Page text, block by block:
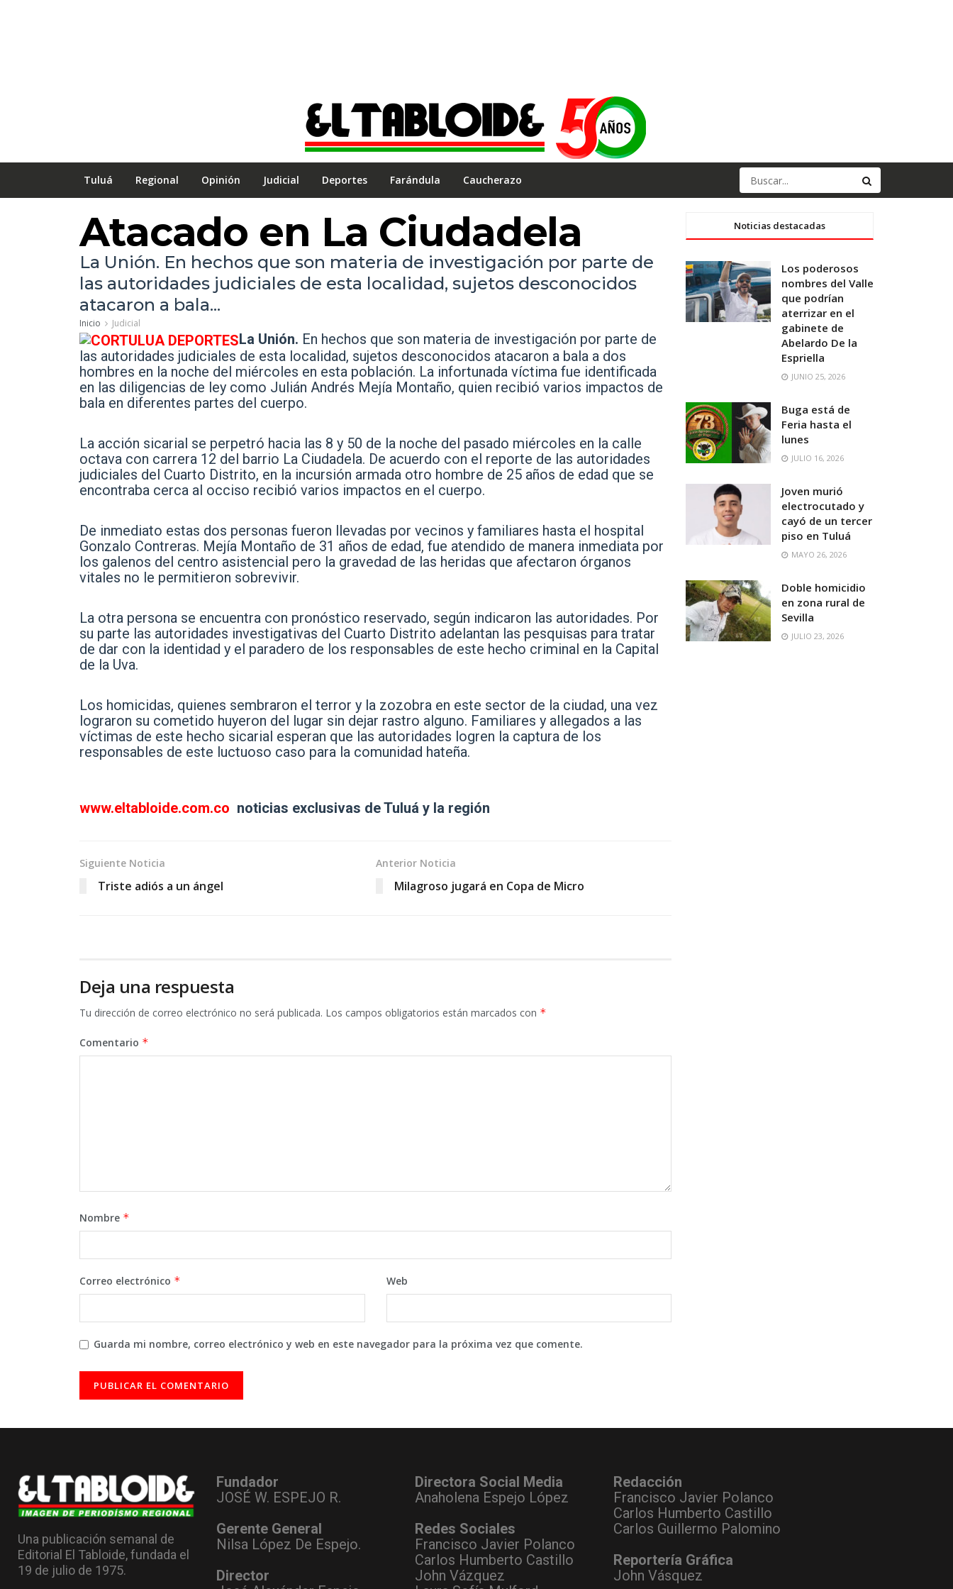
Tuluá Regional Opinión Judicial Deportes Farándula Caucherazo
Atacado en La Ciudadela
La Unión. En hechos que son materia de investigación por parte de
las autoridades judiciales de esta localidad, sujetos desconocidos
atacaron a bala...
Inicio Judicial
La Unión. En hechos que son materia de investigación por parte de
las autoridades judiciales de esta localidad, sujetos desconocidos atacaron a bala a dos
hombres en la noche del miércoles en esta población. La infortunada víctima fue identificada
en las diligencias de ley como Julián Andrés Mejía Montaño, quien recibió varios impactos de
bala en diferentes partes del cuerpo.
La acción sicarial se perpetró hacia las 8 y 50 de la noche del pasado miércoles en la calle
octava con carrera 12 del barrio La Ciudadela. De acuerdo con el reporte de las autoridades
judiciales del Cuarto Distrito, en la incursión armada otro hombre de 25 años de edad que se
encontraba cerca al occiso recibió varios impactos en el cuerpo.
De inmediato estas dos personas fueron llevadas por vecinos y familiares hasta el hospital
Gonzalo Contreras. Mejía Montaño de 31 años de edad, fue atendido de manera inmediata por
los galenos del centro asistencial pero la gravedad de las heridas que afectaron órganos
vitales no le permitieron sobrevivir.
La otra persona se encuentra con pronóstico reservado, según indicaron las autoridades. Por
su parte las autoridades investigativas del Cuarto Distrito adelantan las pesquisas para tratar
de dar con la identidad y el paradero de los responsables de este hecho criminal en la Capital
de la Uva.
Los homicidas, quienes sembraron el terror y la zozobra en este sector de la ciudad, una vez
lograron su cometido huyeron del lugar sin dejar rastro alguno. Familiares y allegados a las
víctimas de este hecho sicarial esperan que las autoridades logren la captura de los
responsables de este luctuoso caso para la comunidad hateña.
www.eltabloide.com.co noticias exclusivas de Tuluá y la región
Siguiente Noticia
Triste adiós a un ángel
Anterior Noticia
Milagroso jugará en Copa de Micro
Deja una respuesta
Tu dirección de correo electrónico no será publicada. Los campos obligatorios están marcados con *
Comentario *
Nombre *
Correo electrónico * Web
Guarda mi nombre, correo electrónico y web en este navegador para la próxima vez que comente.
Noticias destacadas
Los poderosos
nombres del Valle
que podrían
aterrizar en el
gabinete de
Abelardo De la
Espriella
JUNIO 25, 2026
Buga está de
Feria hasta el
lunes
JULIO 16, 2026
Joven murió
electrocutado y
cayó de un tercer
piso en Tuluá
MAYO 26, 2026
Doble homicidio
en zona rural de
Sevilla
JULIO 23, 2026
Una publicación semanal de
Editorial El Tabloide, fundada el
19 de julio de 1975.
Fundador
JOSÉ W. ESPEJO R.
Gerente General
Nilsa López De Espejo.
Director
Directora Social Media
Anaholena Espejo López
Redes Sociales
Francisco Javier Polanco
Carlos Humberto Castillo
John Vázquez
Redacción
Francisco Javier Polanco
Carlos Humberto Castillo
Carlos Guillermo Palomino
Reportería Gráfica
John Vásquez